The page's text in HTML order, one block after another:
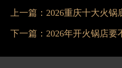
上一篇：
下一篇：